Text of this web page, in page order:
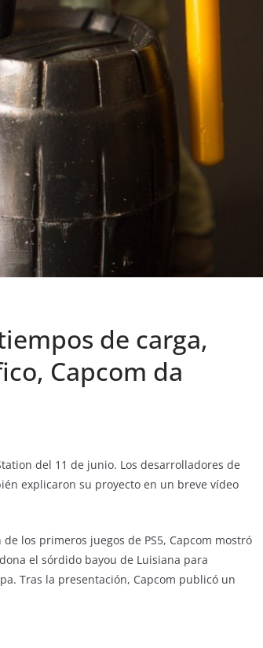
de carga,
Capcom da
del 11 de junio. Los desarrolladores de
explicaron su proyecto en un breve vídeo
los primeros juegos de PS5, Capcom mostró
el sórdido bayou de Luisiana para
Tras la presentación, Capcom publicó un